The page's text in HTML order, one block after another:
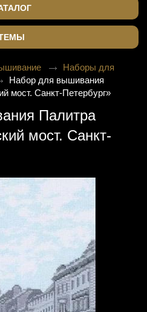
Наборы для
Набор для вышивания
мост. Санкт-Петербург»
Палитра
мост. Санкт-